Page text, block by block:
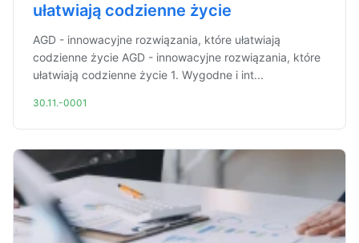
ułatwiają codzienne życie
AGD - innowacyjne rozwiązania, które ułatwiają
codzienne życie AGD - innowacyjne rozwiązania, które
ułatwiają codzienne życie 1. Wygodne i int...
30.11.-0001